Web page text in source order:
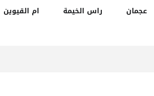
عجمان راس الخيمة ام القيوين